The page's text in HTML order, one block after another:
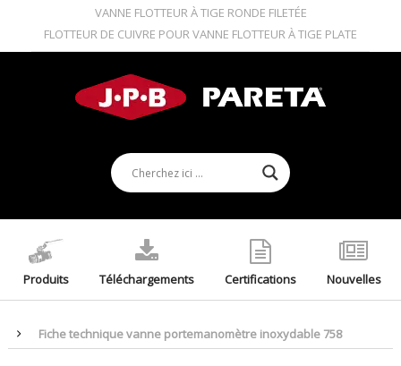
VANNE FLOTTEUR À TIGE RONDE FILETÉE
FLOTTEUR DE CUIVRE POUR VANNE FLOTTEUR À TIGE PLATE
Produits Téléchargements Certifications Nouvelles
Fiche technique vanne portemanomètre inoxydable 758